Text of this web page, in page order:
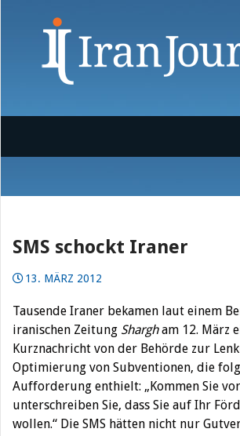
SMS schockt Iraner
13. MÄRZ 2012
Tausende Iraner bekamen laut einem
iranischen Zeitung Shargham 12. März
Kurznachricht von der Behörde zur
Optimierung von Subventionen, die
Aufforderung enthielt: „Kommen Sie
unterschreiben Sie, dass Sie auf Ihr
wollen.“ Die SMS hätten nicht nur